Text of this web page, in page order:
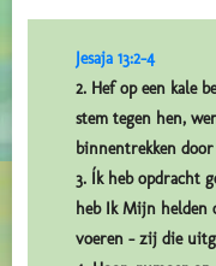
Jesaja 13:2-4
2. Hef op een kale
stem tegen hen,
binnentrekken
3. Ík heb opdracht
heb Ik Mijn
voeren – zij die